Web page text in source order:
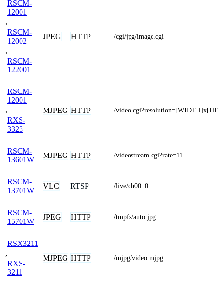
RSCM-
12001
,
RSCM-
12002
,
RSCM-
122001
JPEG HTTP /cgi/jpg/image.cgi
RSCM-
12001
,
RXS-
3323
MJPEG HTTP /
RSCM-
13601W
MJPEG HTTP /videostream.cgi?rate=11
RSCM-
13701W
VLC RTSP /live/ch00_0
RSCM-
15701W
JPEG HTTP /tmpfs/auto.jpg
RSX3211
,
RXS-
3211
MJPEG HTTP /mjpg/video.mjpg